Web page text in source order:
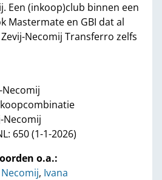
Een (inkoop)club binnen een
Mastermate en GBI dat al
Necomij Transferro zelfs
Necomij
650 (1-1-2026)
o.a.:
Necomij, Ivana